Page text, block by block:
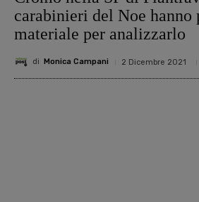
carabinieri del Noe hanno
materiale per analizzarlo
di Monica Campani 2 Dicembre 2021